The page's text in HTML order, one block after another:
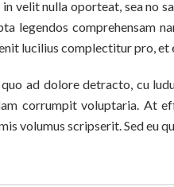
velit nulla oporteat, sea no
legendos comprehensam
lucilius complectitur pro,
ad dolore detracto, cu
corrumpit voluptaria. At
volumus scripserit. Sed eu